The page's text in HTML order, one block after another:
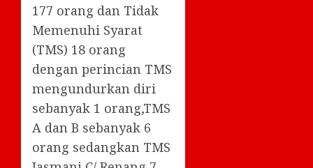
177 orang dan Tidak
Memenuhi Syarat
(TMS) 18 orang
dengan perincian TMS
mengundurkan diri
sebanyak 1 orang,TMS
A dan B sebanyak 6
orang sedangkan TMS